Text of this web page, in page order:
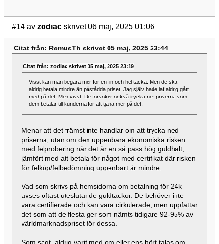
#14 av zodiac skrivet 06 maj, 2025 01:06
Citat från: RemusTh skrivet 05 maj, 2025 23:44
Citat från: zodiac skrivet 05 maj, 2025 23:19
Visst kan man begära mer för en fin och hel tacka. Men de ska
aldrig betala mindre än påstådda priset. Jag själv hade iaf aldrig gått
med på det. Men visst. De försöker också trycka ner priserna som
dem betalar till kunderna för att tjäna mer på det.
Menar att det främst inte handlar om att trycka ned
priserna, utan om den uppenbara ekonomiska risken
med felprobering när det är en så pass hög guldhalt,
jämfört med att betala för något med certifikat där risken
för felköp/felbedömning uppenbart är mindre.
Vad som skrivs på hemsidorna om betalning för 24k
avses oftast uteslutande guldtackor. De behöver inte
vara certifierade och kan vara cirkulerade, men uppfattar
det som att de flesta ger som nämts tidigare 92-95% av
världmarknadspriset för dessa.
Som sagt, aldrig varit med om eller ens hört talas om